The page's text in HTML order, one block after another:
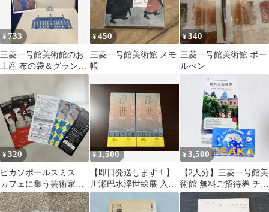
¥ 733
三菱一号館美術館のお
土産 布の袋＆グラン・
ブーケのポストカード
¥450
三菱一号館美術館 メモ
帳
¥340
三菱一号館美術館 ボー
ルぺン
¥320
ピカソポールスミス
カフェに集う芸術家
割引券 6枚セット
¥1,500
【即日発送します！】
川瀬巴水浮世絵展 入場
券 2枚セット 三菱一号
館美術館
¥3,500
【2人分】三菱一号館美
術館 無料ご招待券 チケ
ット カフェに集う芸術
家 ゴッホ